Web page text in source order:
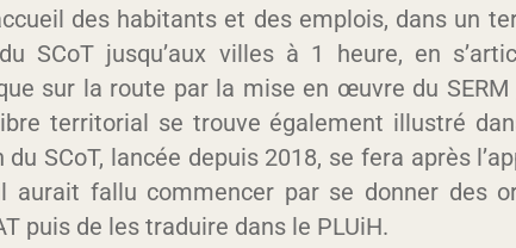
des habitants et des emplois, dans un
SCoT jusqu’aux villes à 1 heure, en
sur la route par la mise en œuvre du SERM
territorial se trouve également illustré
SCoT, lancée depuis 2018, se fera après
aurait fallu commencer par se donner des
puis de les traduire dans le PLUiH.